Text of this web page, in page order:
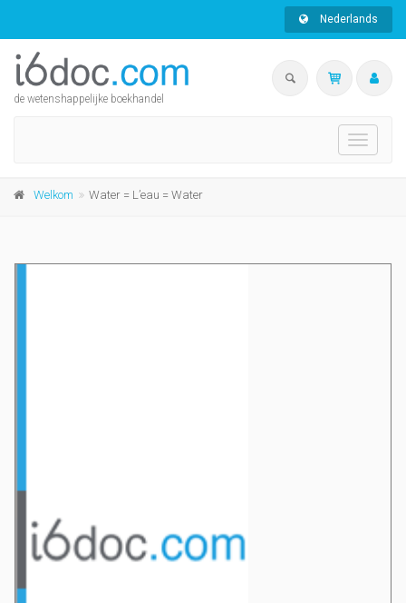
Nederlands
de wetenshappelijke boekhandel
Toggle
Welkom Water = L’eau = Water